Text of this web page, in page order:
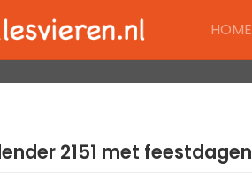
HOME
2151 met feestdagen